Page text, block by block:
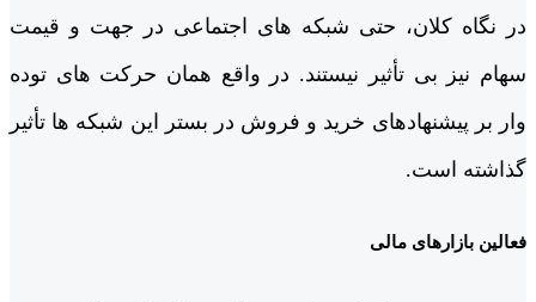
در نگاه کلان، حتی شبکه­ های اجتماعی در جهت و قیمت
سهام نیز بی تأثیر نیستند. در واقع همان حرکت­ های توده
وار بر پیشنهادهای خرید و فروش در بستر این شبکه ها تأثیر
گذاشته است.
فعالین بازارهای مالی